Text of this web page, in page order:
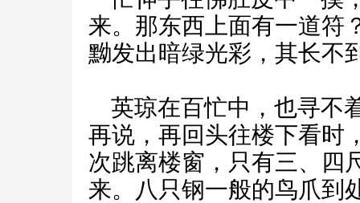
来。那东西上面有一道符
黝发出暗绿光彩，其长不
英琼在百忙中，也寻不
再说，再回头往楼下看时
次跳离楼窗，只有三、四
来。八只钢一般的鸟爪到